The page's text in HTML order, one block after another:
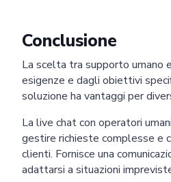
Conclusione
La scelta tra supporto umano
esigenze e dagli obiettivi
soluzione ha vantaggi per
La live chat con operatori
gestire richieste complesse e
clienti. Fornisce una
adattarsi a situazioni